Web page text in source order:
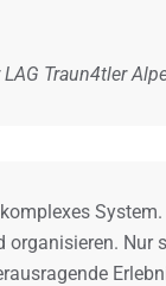
Traun4tler
organisieren.